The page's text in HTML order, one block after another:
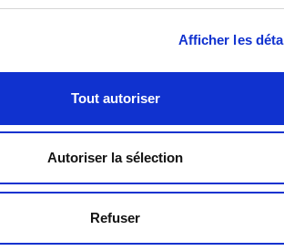
Afficher les
Tout autoriser
Autoriser la sélection
Refuser